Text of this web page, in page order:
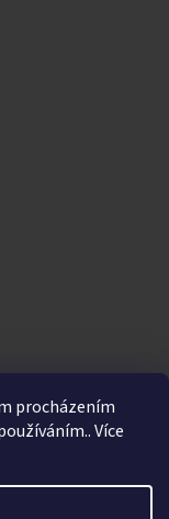
procházením
Více
eshopGuru